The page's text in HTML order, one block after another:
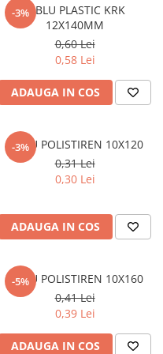
-3%DIBLU PLASTIC KRK
12X140MM
0,60 Lei
0,58 Lei
ADAUGA IN COS
-3%
DIBLU POLISTIREN 10X120
0,31 Lei
0,30 Lei
ADAUGA IN COS
-5%
DIBLU POLISTIREN 10X160
0,41 Lei
0,39 Lei
ADAUGA IN COS